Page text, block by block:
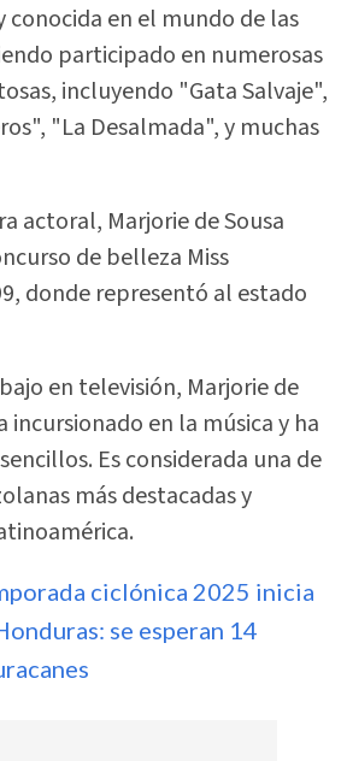
conocida en el mundo de las
participado en numerosas
incluyendo "Gata Salvaje",
"La Desalmada", y muchas
actoral, Marjorie de Sousa
de belleza Miss
donde representó al estado
en televisión, Marjorie de
incursionado en la música y ha
Es considerada una de
más destacadas y
ciclónica 2025 inicia
se esperan 14